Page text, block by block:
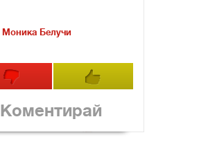
Моника Белучи
Коментирай